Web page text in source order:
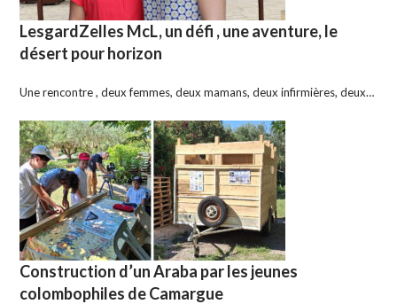
LesgardZelles McL, un défi , une aventure, le
désert pour horizon
Une rencontre , deux femmes, deux mamans, deux infirmières, deux…
Construction d’un Araba par les jeunes
colombophiles de Camargue